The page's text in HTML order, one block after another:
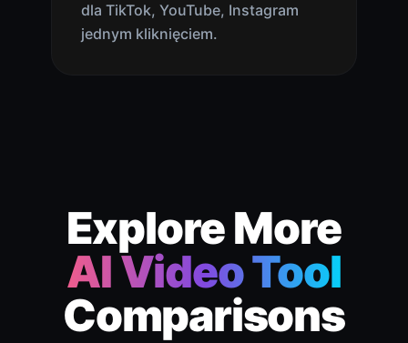
dla TikTok, YouTube, Instagram
jednym kliknięciem.
Explore More
AI Video Tool
Comparisons